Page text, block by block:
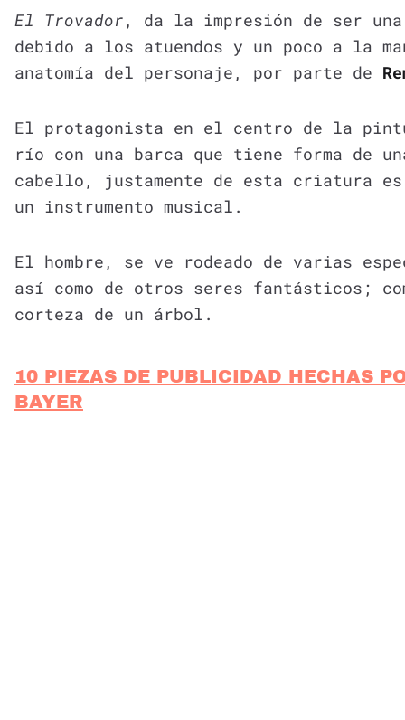
El Trovador , da la impresión de ser
debido a los atuendos y un poco a la
anatomía del personaje, por parte de
El protagonista en el centro de la
río con una barca que tiene forma de
cabello, justamente de esta criatura
un instrumento musical.
El hombre, se ve rodeado de varias
así como de otros seres fantásticos;
corteza de un árbol.
10 PIEZAS DE PUBLICIDAD HECHAS
BAYER